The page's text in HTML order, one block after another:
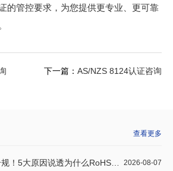
的管控要求，为您提供更专业、更可靠
下一篇： AS/NZS 8124认证咨询
查看更多
2026-08-07
因说透为什么RoHS报告不被PPWR采信